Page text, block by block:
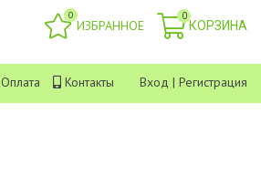
0
ИЗБРАННОЕ
0
КОРЗИНА
Оплата Контакты Вход | Регистрация